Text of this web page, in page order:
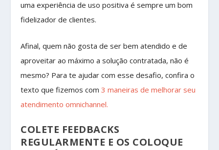
uma experiência de uso positiva é sempre um bom
fidelizador de clientes.
Afinal, quem não gosta de ser bem atendido e de
aproveitar ao máximo a solução contratada, não é
mesmo? Para te ajudar com esse desafio, confira o
texto que fizemos com3 maneiras de melhorar seu
atendimento omnichannel.
COLETE FEEDBACKS
REGULARMENTE E OS COLOQUE